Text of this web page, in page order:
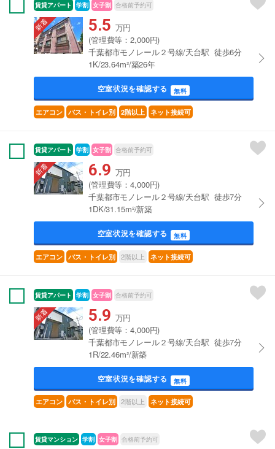
賃貸アパート 学割 女子割 合格前予約可
5.5 万円
(管理費等：2,000円)
千葉都市モノレール２号線/天台駅 徒歩6分
1K/23.64m²/築26年
空室状況を確認する 無料
エアコン バス・トイレ別 2階以上 ネット接続可
賃貸アパート 学割 女子割 合格前予約可
6.9 万円
(管理費等：4,000円)
千葉都市モノレール２号線/天台駅 徒歩7分
1DK/31.15m²/新築
空室状況を確認する 無料
エアコン バス・トイレ別 2階以上 ネット接続可
賃貸アパート 学割 女子割 合格前予約可
5.9 万円
(管理費等：4,000円)
千葉都市モノレール２号線/天台駅 徒歩7分
1R/22.46m²/新築
空室状況を確認する 無料
エアコン バス・トイレ別 2階以上 ネット接続可
賃貸マンション 学割 女子割 合格前予約可